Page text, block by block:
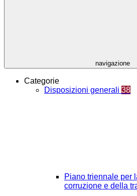
navigazione
Categorie
Disposizioni generali 38
Piano triennale per
corruzione e della